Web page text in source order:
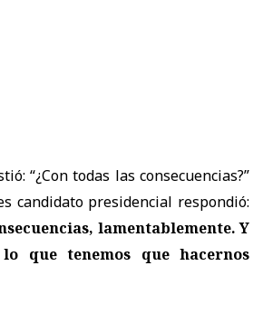
“¿Con todas las consecuencias?”
candidato presidencial respondió:
lamentablemente. Y
que tenemos que hacernos